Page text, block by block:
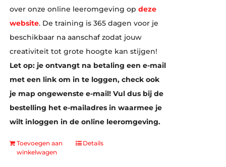
over onze online leeromgeving op deze
website. De training is 365 dagen voor je
beschikbaar na aanschaf zodat jouw
creativiteit tot grote hoogte kan stijgen!
Let op: je ontvangt na betaling een e-mail
met een link om in te loggen, check ook
je map ongewenste e-mail! Vul dus bij de
bestelling het e-mailadres in waarmee je
wilt inloggen in de online leeromgeving.
Toevoegen aan
winkelwagen
Details